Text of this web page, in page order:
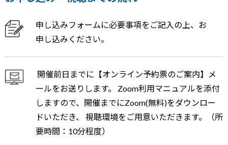
申し込みフォームに必要事項をご記入の上、お
申し込みください。
開催前日までに【オンライン予約票のご案内】メ
ールをお送りします。 Zoom利用マニュアルを添付
しますので、開催までにZoom(無料)をダウンロー
ドいただき、 視聴環境をご用意いただきます。（所
要時間：10分程度）